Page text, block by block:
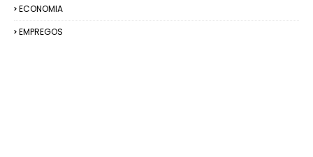
ECONOMIA
EMPREGOS